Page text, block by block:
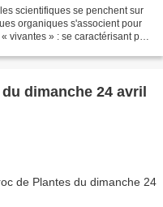
scientifiques se penchent sur
organiques s'associent pour
vivantes » : se caractérisant par
dimanche 24 avril